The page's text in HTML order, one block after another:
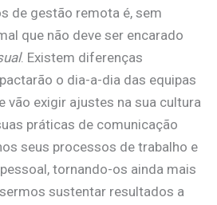
de gestão remota é, sem
que não deve ser encarado
. Existem diferenças
o dia-a-dia das equipas
vão exigir ajustes na sua cultura
práticas de comunicação
seus processos de trabalho e
tornando-os ainda mais
sustentar resultados a